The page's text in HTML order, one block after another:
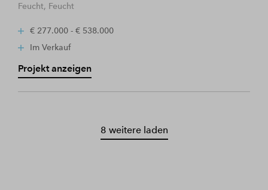
Feucht, Feucht
€ 277.000 - € 538.000
Im Verkauf
Projekt anzeigen
8 weitere laden